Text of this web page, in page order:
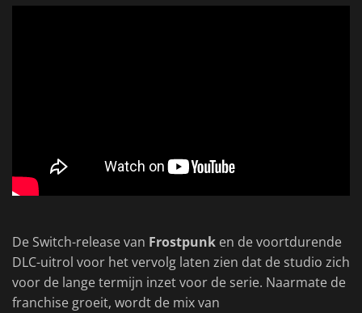
De Switch-release van Frostpunk en de voortdurende
DLC-uitrol voor het vervolg laten zien dat de studio zich
voor de lange termijn inzet voor de serie. Naarmate de
franchise groeit, wordt de mix van